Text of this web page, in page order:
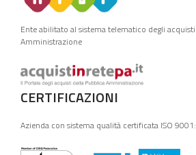
Ente abilitato al sistema telematico degli
Amministrazione
CERTIFICAZIONI
Azienda con sistema qualità certificata ISO